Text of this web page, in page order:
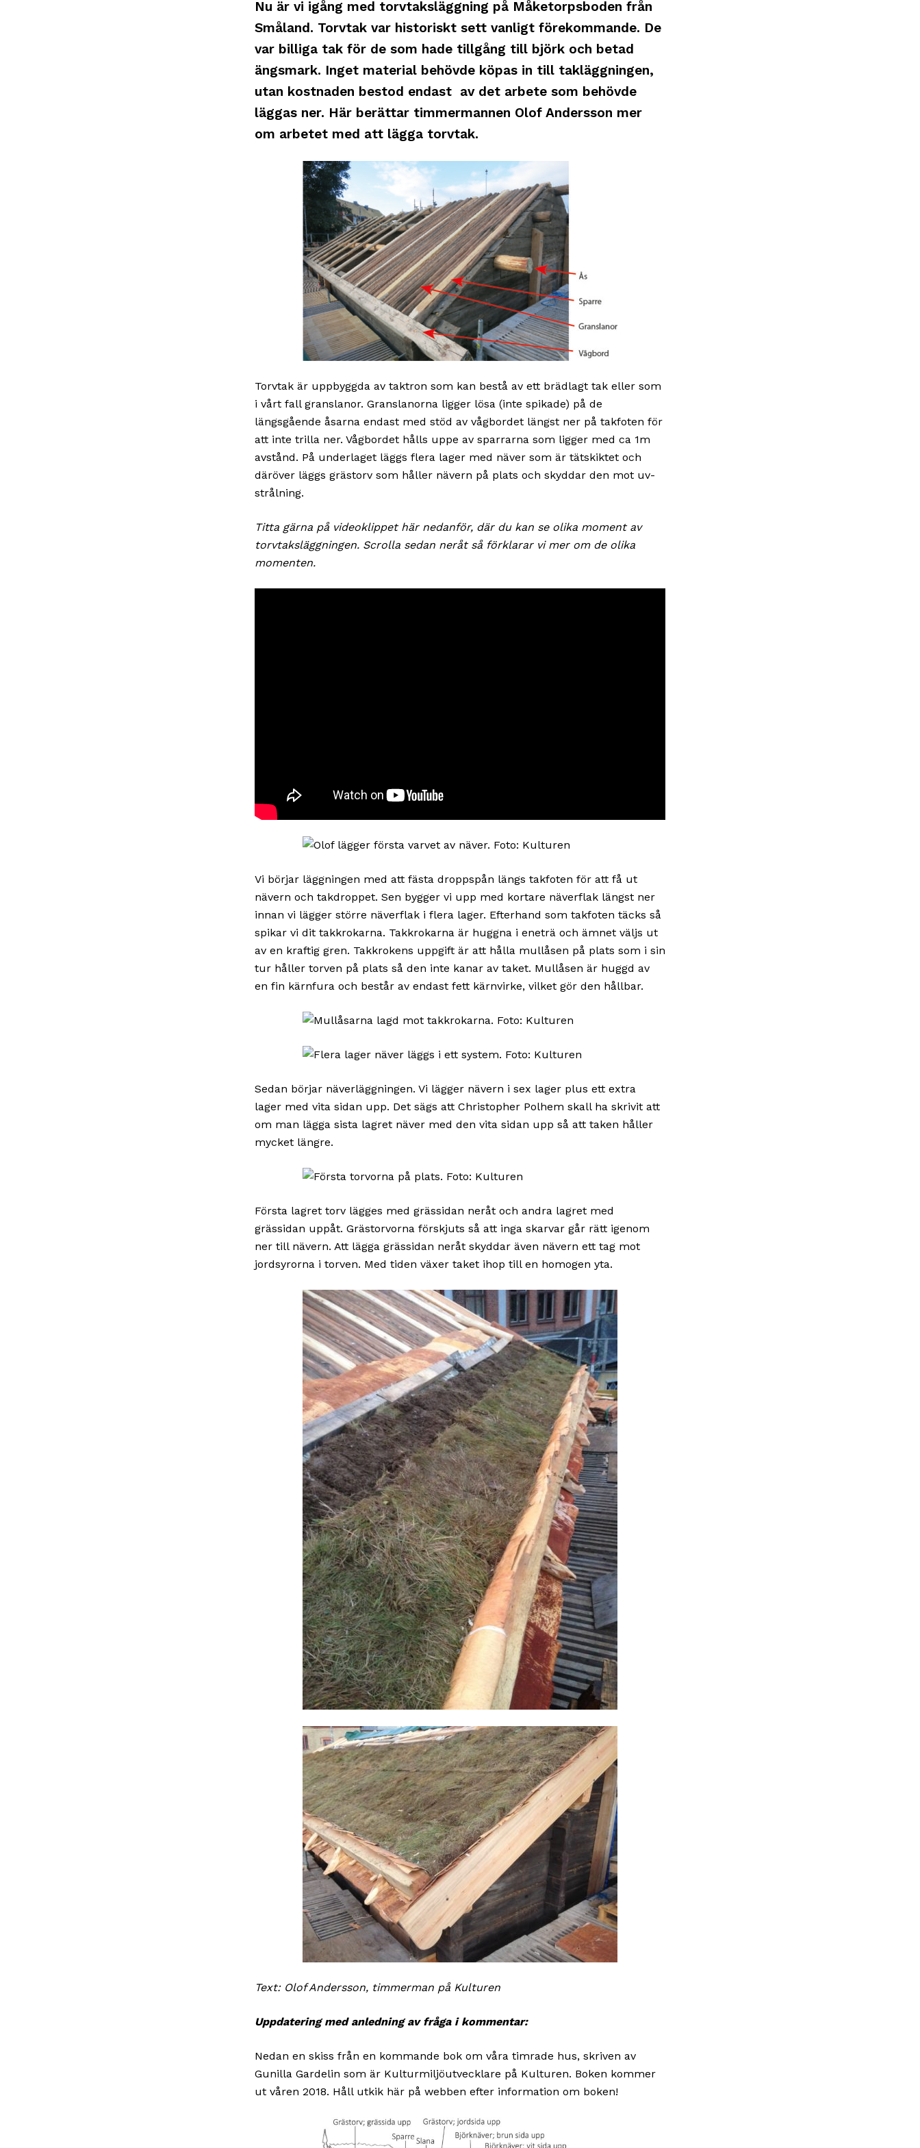
Nu är vi igång med torvtaksläggning på Måketorpsboden från
Småland. Torvtak var historiskt sett vanligt förekommande. De
var billiga tak för de som hade tillgång till björk och betad
ängsmark. Inget material behövde köpas in till takläggningen,
utan kostnaden bestod endast av det arbete som behövde
läggas ner. Här berättar timmermannen Olof Andersson mer
om arbetet med att lägga torvtak.
Torvtak är uppbyggda av taktron som kan bestå av ett brädlagt tak eller som
i vårt fall granslanor. Granslanorna ligger lösa (inte spikade) på de
längsgående åsarna endast med stöd av vågbordet längst ner på takfoten för
att inte trilla ner. Vågbordet hålls uppe av sparrarna som ligger med ca 1m
avstånd. På underlaget läggs flera lager med näver som är tätskiktet och
däröver läggs grästorv som håller nävern på plats och skyddar den mot uv-
strålning.
Titta gärna på videoklippet här nedanför, där du kan se olika moment av
torvtaksläggningen. Scrolla sedan neråt så förklarar vi mer om de olika
momenten.
Vi börjar läggningen med att fästa droppspån längs takfoten för att få ut
nävern och takdroppet. Sen bygger vi upp med kortare näverflak längst ner
innan vi lägger större näverflak i flera lager. Efterhand som takfoten täcks så
spikar vi dit takkrokarna. Takkrokarna är huggna i eneträ och ämnet väljs ut
av en kraftig gren. Takkrokens uppgift är att hålla mullåsen på plats som i sin
tur håller torven på plats så den inte kanar av taket. Mullåsen är huggd av
en fin kärnfura och består av endast fett kärnvirke, vilket gör den hållbar.
Sedan börjar näverläggningen. Vi lägger nävern i sex lager plus ett extra
lager med vita sidan upp. Det sägs att Christopher Polhem skall ha skrivit att
om man lägga sista lagret näver med den vita sidan upp så att taken håller
mycket längre.
Första lagret torv lägges med grässidan neråt och andra lagret med
grässidan uppåt. Grästorvorna förskjuts så att inga skarvar går rätt igenom
ner till nävern. Att lägga grässidan neråt skyddar även nävern ett tag mot
jordsyrorna i torven. Med tiden växer taket ihop till en homogen yta.
Text: Olof Andersson, timmerman på Kulturen
Uppdatering med anledning av fråga i kommentar:
Nedan en skiss från en kommande bok om våra timrade hus, skriven av
Gunilla Gardelin som är Kulturmiljöutvecklare på Kulturen. Boken kommer
ut våren 2018. Håll utkik här på webben efter information om boken!